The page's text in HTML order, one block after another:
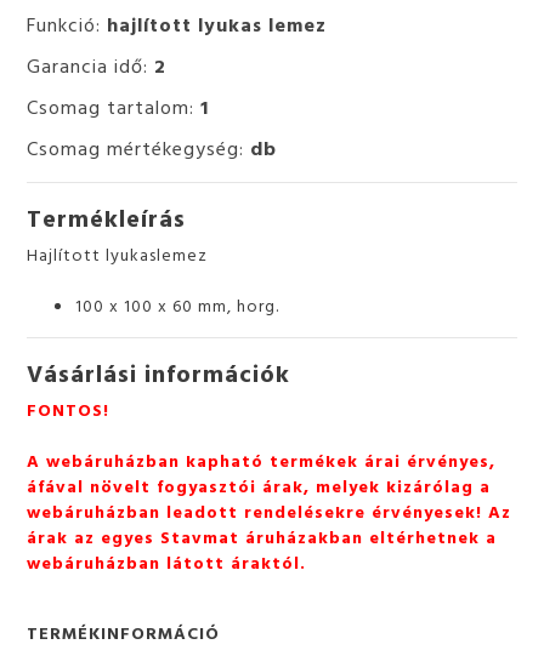
Funkció: hajlított lyukas lemez
Garancia idő: 2
Csomag tartalom:1
Csomag mértékegység: db
Termékleírás
Hajlított lyukaslemez
100 x 100 x 60 mm, horg.
Vásárlási információk
FONTOS!
A webáruházban kapható termékek árai érvényes,
áfával növelt fogyasztói árak, melyek kizárólag a
webáruházban leadott rendelésekre érvényesek! Az
árak az egyes Stavmat áruházakban eltérhetnek a
webáruházban látott áraktól.
TERMÉKINFORMÁCIÓ